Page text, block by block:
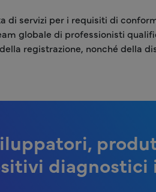
di servizi per i requisiti di
globale di professionisti
registrazione, nonché della
diagnostici